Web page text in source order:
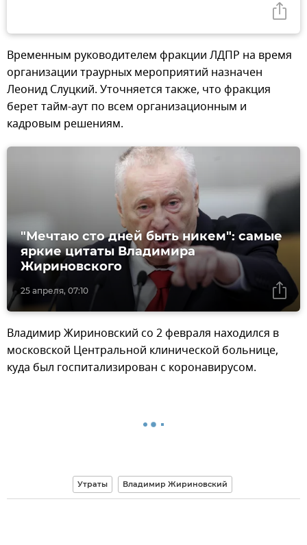
Временным руководителем фракции ЛДПР на время
организации траурных мероприятий назначен
Леонид Слуцкий. Уточняется также, что фракция
берет тайм-аут по всем организационным и
кадровым решениям.
25 апреля, 07:10
"Мечтаю сто дней быть никем": самые
яркие цитаты Владимира
Жириновского
Владимир Жириновский со 2 февраля находился в
московской Центральной клинической больнице,
куда был госпитализирован с коронавирусом.
Утраты Владимир Жириновский